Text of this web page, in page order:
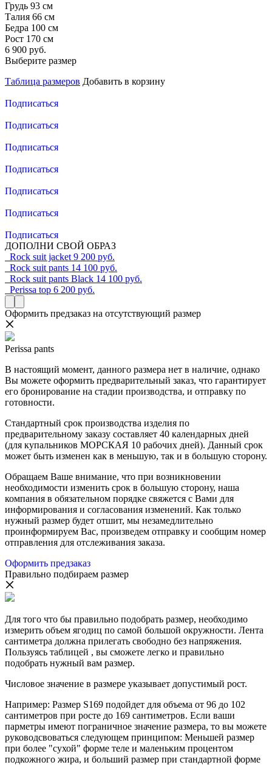
Грудь 93 см
Талия 66 см
Бедра 100 см
Рост 170 см
6 900 руб.
Выберите размер
Таблица размеров Добавить в корзину
Подписаться
Подписаться
Подписаться
Подписаться
Подписаться
Подписаться
Подписаться
ДОПОЛНИ СВОЙ ОБРАЗ
Rock suit jacket 9 200 руб.
Rock suit pants 14 100 руб.
Rock suit pants Black 14 100 руб.
Perissa top 6 200 руб.
Оформить предзаказ на отсутствующий размер
Perissa pants
В настоящий момент, данного размера нет в наличие, однако
Вы можете оформить предварительный заказ, что гарантирует
его бронирование на стадии производства, и отправку по
готовности.
Стандартный срок производства изделия по
предварительному заказу составляет 40 календарных дней
(для купальников МОРСКАЯ 10 рабочих дней). Данный срок
может быть изменен как в меньшую, так и в большую сторону.
Обращаем Ваше внимание, что при возникновении
необходимости изменить срок в большую сторону, наша
компания в обязательном порядке свяжется с Вами для
информирования и согласования изменений. Как только
нужный размер будет отшит, мы незамедлительно
проинформируем Вас, произведем отправку и сообщим номер
отправления для отслеживания заказа.
Оформить предзаказ
Правильно подбираем размер
Для того что бы правильно подобрать размер, необходимо
измерить объем ягодиц по самой большой окружности. Лента
сантиметра должна прилегать свободно без напряжения.
Пользуясь таблицей , вы сможете легко и правильно
подобрать нужный вам размер.
Числовое значение в размере указывает допустимый рост.
Например: Размер S169 подойдет для объема от 96 до 102
сантиметров при росте до 169 сантиметров. Если ваши
парметры имеют пограничное значение размера, то вы можете
руководсвоваться следующем принципом: Меньшей размер
при более "сухой" форме теле и маленьким процентом
подкожного жира, и больший размер при стандартной форме